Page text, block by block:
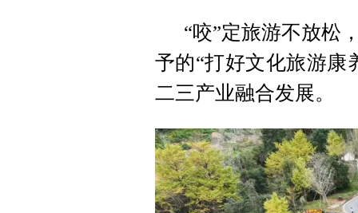
“咬”定旅游不放松
予的“打好文化旅游康
二三产业融合发展。